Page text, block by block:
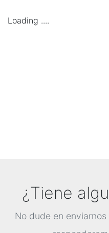
Loading ....
¿Tiene
No dude en